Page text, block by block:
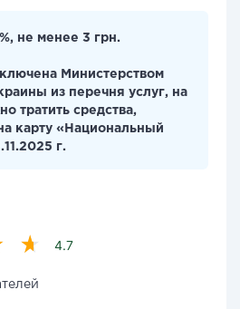
не менее 3 грн.
Министерством
из перечня услуг, на
тратить средства,
карту «Национальный
г.
4.7